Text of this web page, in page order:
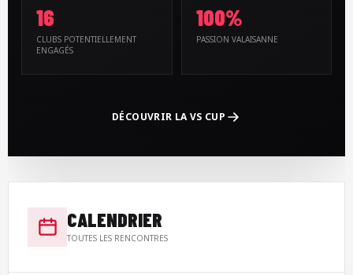
16
CLUBS POTENTIELLEMENT
ENGAGÉS
100%
PASSION VALAISANNE
DÉCOUVRIR LA VS CUP
CALENDRIER
TOUTES LES RENCONTRES